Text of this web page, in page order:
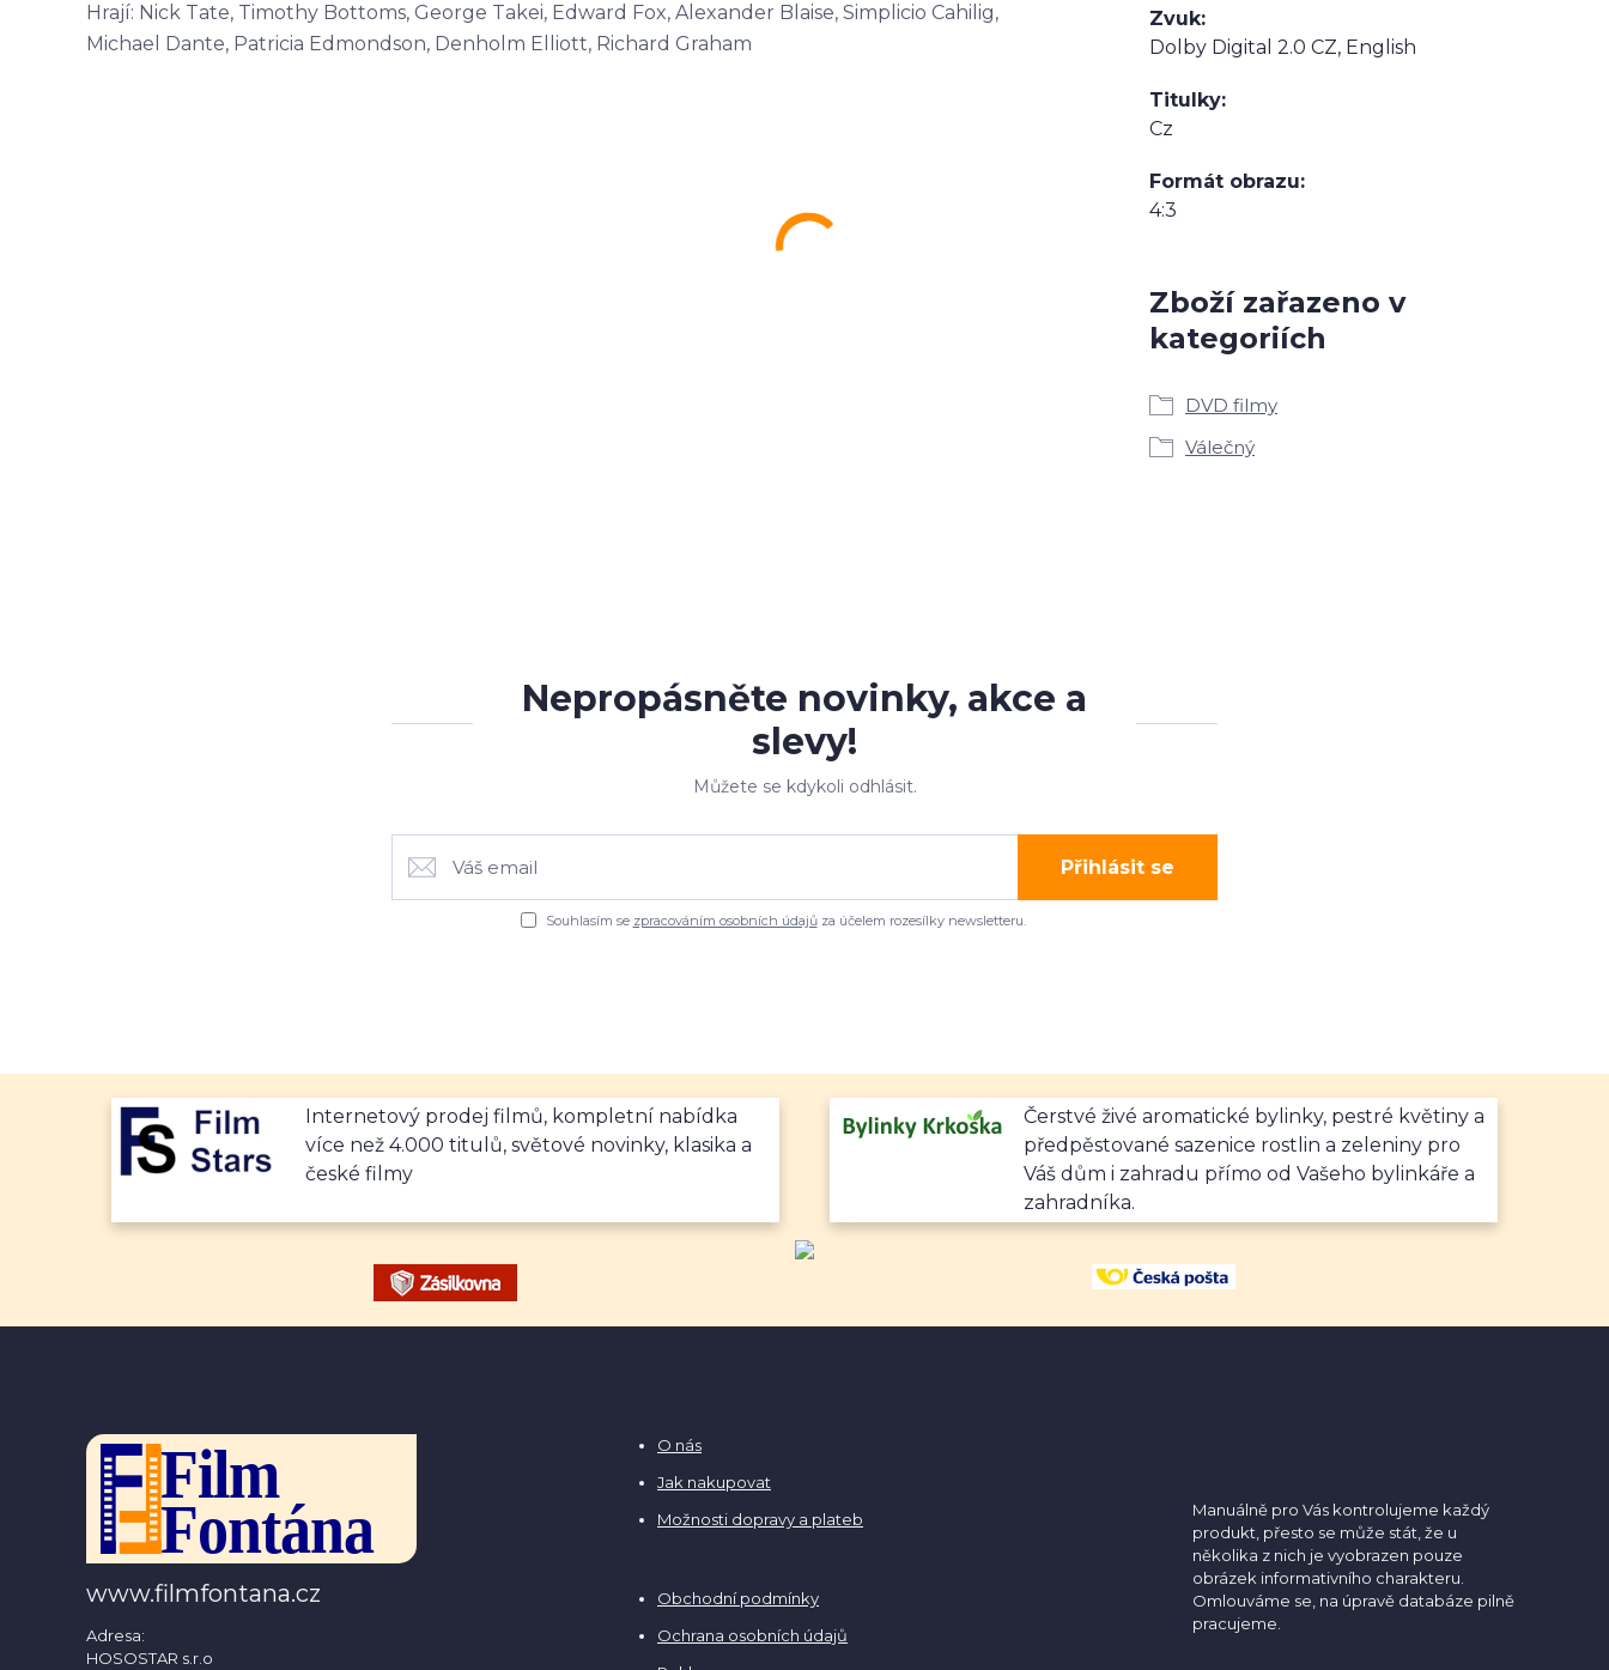
Hrají: Nick Tate, Timothy Bottoms, George Takei, Edward Fox, Alexander Blaise, Simplicio Cahilig,
Michael Dante, Patricia Edmondson, Denholm Elliott, Richard Graham
Zvuk
Dolby Digital 2.0 CZ, English
Titulky
Cz
Formát obrazu
4:3
Zboží zařazeno v
kategoriích
DVD filmy
Válečný
Nepropásněte novinky, akce a
slevy!
Můžete se kdykoli odhlásit.
Přihlásit se
Souhlasím se zpracováním osobních údajůza účelem rozesílky newsletteru.
Internetový prodej filmů, kompletní nabídka
více než 4.000 titulů, světové novinky, klasika a
české filmy
Čerstvé živé aromatické bylinky, pestré květiny a
předpěstované sazenice rostlin a zeleniny pro
Váš dům i zahradu přímo od Vašeho bylinkáře a
zahradníka.
www.filmfontana.cz
Adresa:
HOSOSTAR s.r.o
O nás
Jak nakupovat
Možnosti dopravy a plateb
Obchodní podmínky
Ochrana osobních údajů
Manuálně pro Vás kontrolujeme každý
produkt, přesto se může stát, že u
několika z nich je vyobrazen pouze
obrázek informativního charakteru.
Omlouváme se, na úpravě databáze pilně
pracujeme.